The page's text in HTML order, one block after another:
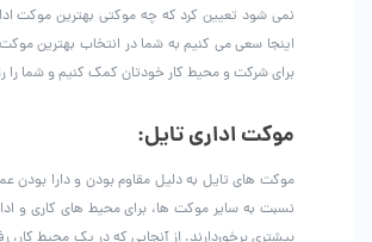
نمی شود تعیین کرد که چه موکتی بهترین موکت
اینجا سعی می کنیم به شما در انتخاب بهترین
برای شرکت و محیط کار خودتان کمک کنیم و شما را
موکت اداری تایل:
موکت های تایل به دلیل مقاوم بودن و دارا بودن
نسبت به سایر موکت ها، برای محیط های کاری و